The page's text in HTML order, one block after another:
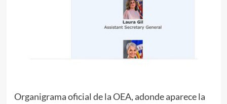
Organigrama oficial de la OEA, adonde aparece la